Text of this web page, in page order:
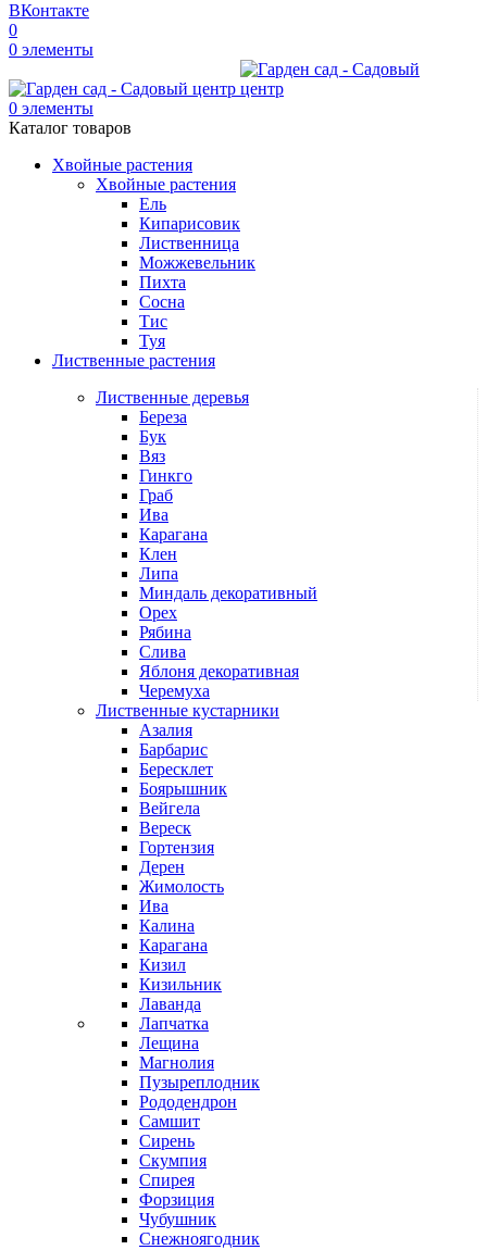
ВКонтакте
0
0 элементы
0 элементы
Каталог товаров
Хвойные растения
Хвойные растения
Ель
Кипарисовик
Лиственница
Можжевельник
Пихта
Сосна
Тис
Туя
Лиственные растения
Лиственные деревья
Береза
Бук
Вяз
Гинкго
Граб
Ива
Карагана
Клен
Липа
Миндаль декоративный
Орех
Рябина
Слива
Яблоня декоративная
Черемуха
Лиственные кустарники
Азалия
Барбарис
Бересклет
Боярышник
Вейгела
Вереск
Гортензия
Дерен
Жимолость
Ива
Калина
Карагана
Кизил
Кизильник
Лаванда
Лапчатка
Лещина
Магнолия
Пузыреплодник
Рододендрон
Самшит
Сирень
Скумпия
Спирея
Форзиция
Чубушник
Снежноягодник